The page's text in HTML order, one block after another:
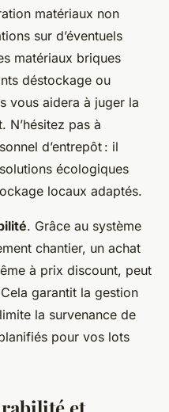
matériaux non
sur d’éventuels
matériaux briques
déstockage ou
vous aidera à juger la
N’hésitez pas à
d’entrepôt : il
écologiques
locaux adaptés.
. Grâce au système
chantier, un achat
à prix discount, peut
garantit la gestion
la survenance de
pour vos lots